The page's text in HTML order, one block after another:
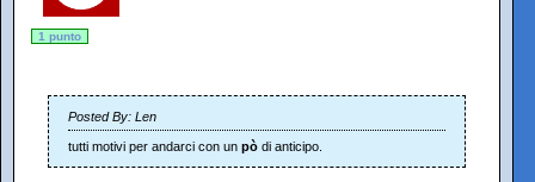
1 punto
Posted By: Len
tutti motivi per andarci con un pò di anticipo.